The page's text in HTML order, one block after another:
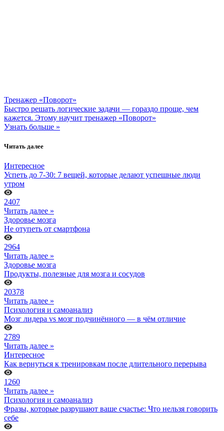
Тренажер «Поворот»
Быстро решать логические задачи — гораздо проще, чем
кажется. Этому научит тренажер «Поворот»
Узнать больше »
Читать далее
Интересное
Успеть до 7-30: 7 вещей, которые делают успешные люди
утром
2407
Читать далее »
Здоровье мозга
Не отупеть от смартфона
2964
Читать далее »
Здоровье мозга
Продукты, полезные для мозга и сосудов
20378
Читать далее »
Психология и самоанализ
Мозг лидера vs мозг подчинённого — в чём отличие
2789
Читать далее »
Интересное
Как вернуться к тренировкам после длительного перерыва
1260
Читать далее »
Психология и самоанализ
Фразы, которые разрушают ваше счастье: Что нельзя говорить
себе